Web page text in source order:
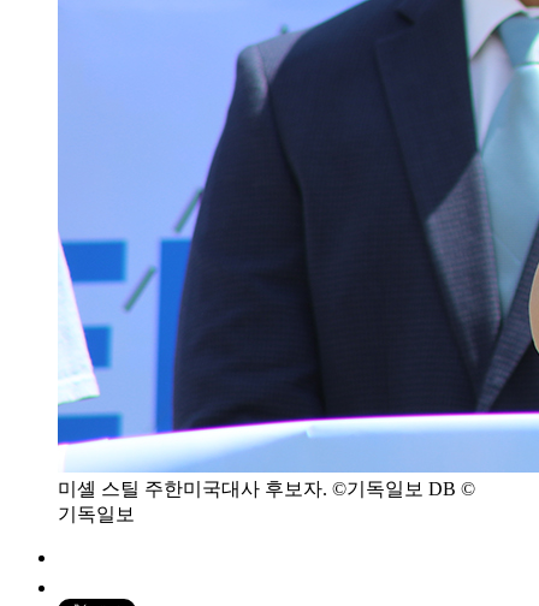
미셸 스틸 주한미국대사 후보자. ©기독일보 DB ©
기독일보